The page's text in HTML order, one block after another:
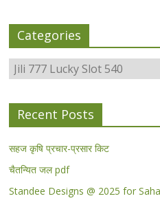
Categories
Categories
Recent Posts
सहज कृषि प्रचार-प्रसार किट
चैतन्यित जल pdf
Standee Designs @ 2025 for